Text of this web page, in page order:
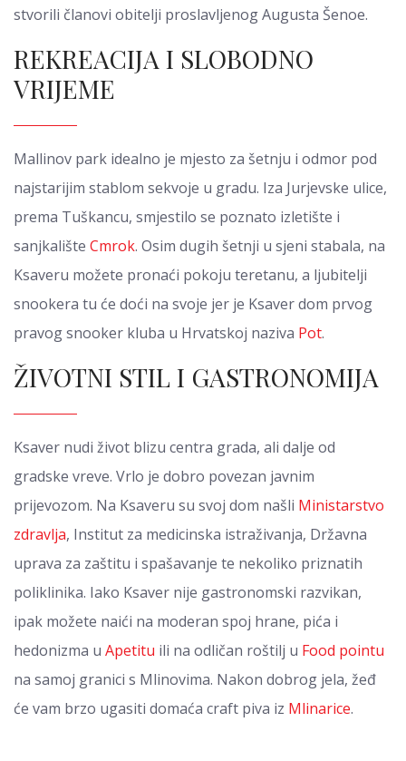
stvorili članovi obitelji proslavljenog Augusta Šenoe.
REKREACIJA I SLOBODNO
VRIJEME
Mallinov park idealno je mjesto za šetnju i odmor pod
najstarijim stablom sekvoje u gradu. Iza Jurjevske ulice,
prema Tuškancu, smjestilo se poznato izletište i
sanjkalište Cmrok. Osim dugih šetnji u sjeni stabala, na
Ksaveru možete pronaći pokoju teretanu, a ljubitelji
snookera tu će doći na svoje jer je Ksaver dom prvog
pravog snooker kluba u Hrvatskoj naziva Pot.
ŽIVOTNI STIL I GASTRONOMIJA
Ksaver nudi život blizu centra grada, ali dalje od
gradske vreve. Vrlo je dobro povezan javnim
prijevozom. Na Ksaveru su svoj dom našli Ministarstvo
zdravlja, Institut za medicinska istraživanja, Državna
uprava za zaštitu i spašavanje te nekoliko priznatih
poliklinika. Iako Ksaver nije gastronomski razvikan,
ipak možete naići na moderan spoj hrane, pića i
hedonizma u Apetitu ili na odličan roštilj u Food pointu
na samoj granici s Mlinovima. Nakon dobrog jela, žeđ
će vam brzo ugasiti domaća craft piva iz Mlinarice.